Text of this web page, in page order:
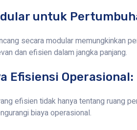
untuk
secara modular memungkinkan
dan efisien dalam jangka panjang.
Efisiensi Operasional:
efisien tidak hanya tentang ruang
biaya operasional.